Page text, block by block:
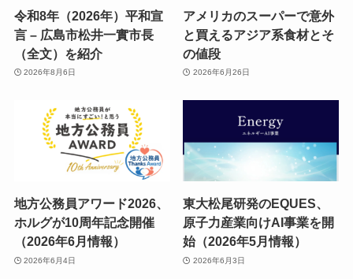
令和8年（2026年）平和宣
言 – 広島市松井一實市長
（全文）を紹介
2026年8月6日
アメリカのスーパーで意外
と買えるアジア系食材とそ
の値段
2026年6月26日
地方公務員アワード2026、
ホルグが10周年記念開催
（2026年6月情報）
2026年6月4日
東大松尾研発のEQUES、
原子力産業向けAI事業を開
始（2026年5月情報）
2026年6月3日